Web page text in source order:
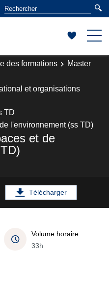
des formations
Master
et organisations
TD
l'environnement (ss TD)
et de
Télécharger
Volume horaire
33h